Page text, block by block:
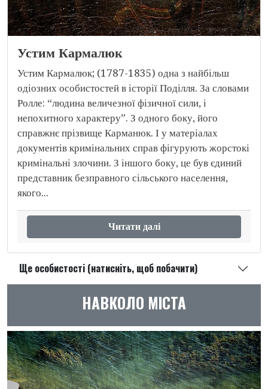
Устим Кармалюк
Устим Кармалюк; (1787-1835) одна з найбільш
одіозних особистостей в історії Поділля. За словами
Ролле: “людина величезної фізичної сили, і
непохитного характеру”. З одного боку, його
справжнє прізвище Карманюк. І у матеріалах
документів кримінальних справ фігурують жорстокі
кримінальні злочини. З іншого боку, це був єдиний
представник безправного сільського населення,
якого...
Читати далі
Ще особистості (натисніть, щоб побачити)
НАВКОЛО МІСТА